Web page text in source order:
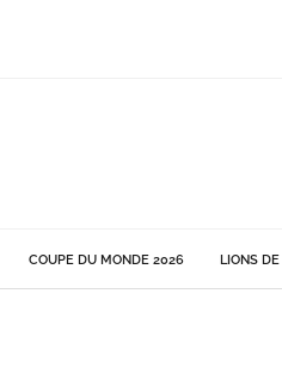
COUPE DU MONDE 2026 LIONS DE